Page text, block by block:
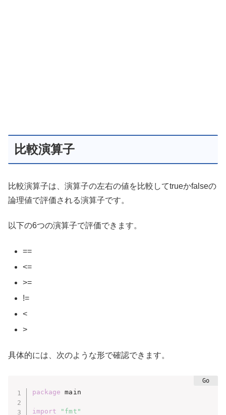
比較演算子
比較演算子は、演算子の左右の値を比較してtrueかfalseの
論理値で評価される演算子です。
以下の6つの演算子で評価できます。
==
<=
>=
!=
<
>
具体的には、次のような形で確認できます。
package main
import "fmt"